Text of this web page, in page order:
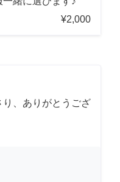
¥2,000
、ありがとうござ